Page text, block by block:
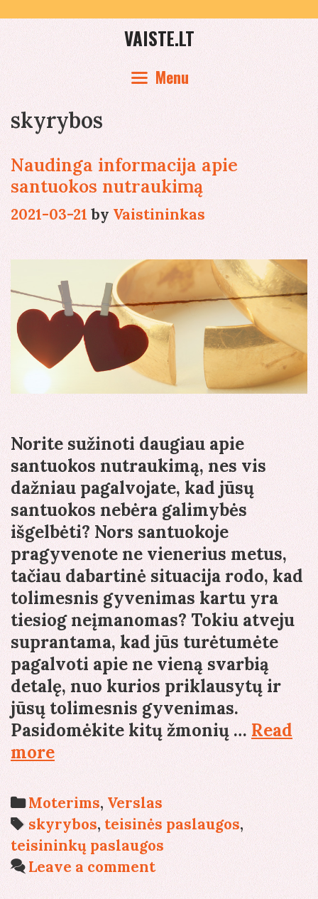
to
content
VAISTE.LT
Menu
skyrybos
Naudinga informacija apie
santuokos nutraukimą
2021-03-21 byVaistininkas
Norite sužinoti daugiau apie
santuokos nutraukimą, nes vis
dažniau pagalvojate, kad jūsų
santuokos nebėra galimybės
išgelbėti? Nors santuokoje
pragyvenote ne vienerius metus,
tačiau dabartinė situacija rodo, kad
tolimesnis gyvenimas kartu yra
tiesiog neįmanomas? Tokiu atveju
suprantama, kad jūs turėtumėte
pagalvoti apie ne vieną svarbią
detalę, nuo kurios priklausytų ir
jūsų tolimesnis gyvenimas.
Pasidomėkite kitų žmonių …Read
moreNaudinga
informacija
apie
santuokos
nutraukimą
Categories
Moterims, Verslas
Tags
skyrybos, teisinės paslaugos,
teisininkų paslaugos
Leave a comment